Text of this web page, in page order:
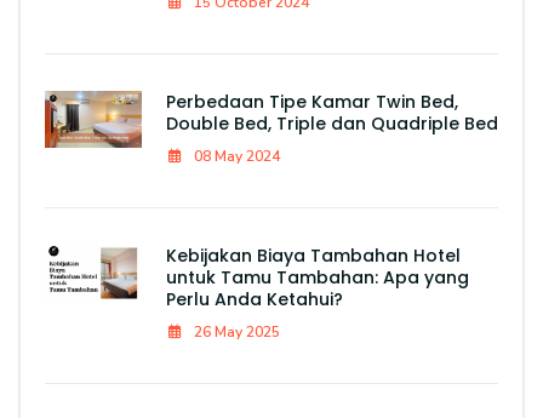
Perbedaan Tipe Kamar Twin Bed,
Double Bed, Triple dan Quadriple Bed
08 May 2024
Kebijakan Biaya Tambahan Hotel
untuk Tamu Tambahan: Apa yang
Perlu Anda Ketahui?
26 May 2025